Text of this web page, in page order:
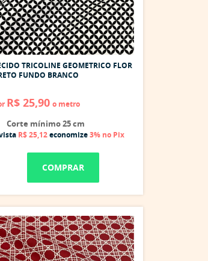
TRICOLINE GEOMETRICO FLOR
FUNDO BRANCO
R$ 25,90 o metro
Corte mínimo 25 cm
R$ 25,12economize3% no Pix
COMPRAR